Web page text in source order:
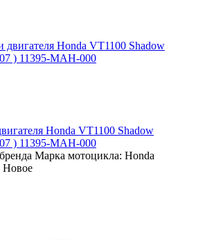
Honda VT1100 Shadow
) 11395-MAH-000
Марка мотоцикла: Honda
Новое